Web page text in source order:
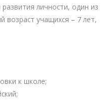
личности, один из
возраст учащихся – 7 лет,
к школе;